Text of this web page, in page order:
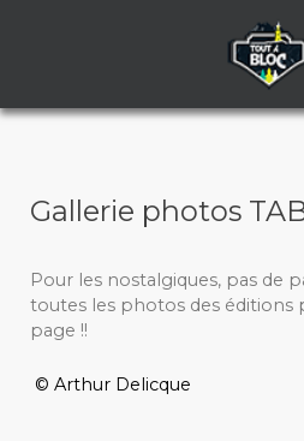
Gallerie photos
Pour les nostalgiques, pas de
toutes les photos des éditions
page !!
© Arthur Delicque